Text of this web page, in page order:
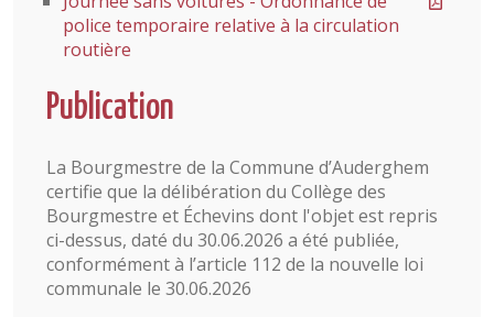
police temporaire relative à la circulation
routière
Publication
La Bourgmestre de la Commune d’Auderghem
certifie que la délibération du Collège des
Bourgmestre et Échevins dont l'objet est repris
ci-dessus, daté du 30.06.2026 a été publiée,
conformément à l’article 112 de la nouvelle loi
communale le 30.06.2026